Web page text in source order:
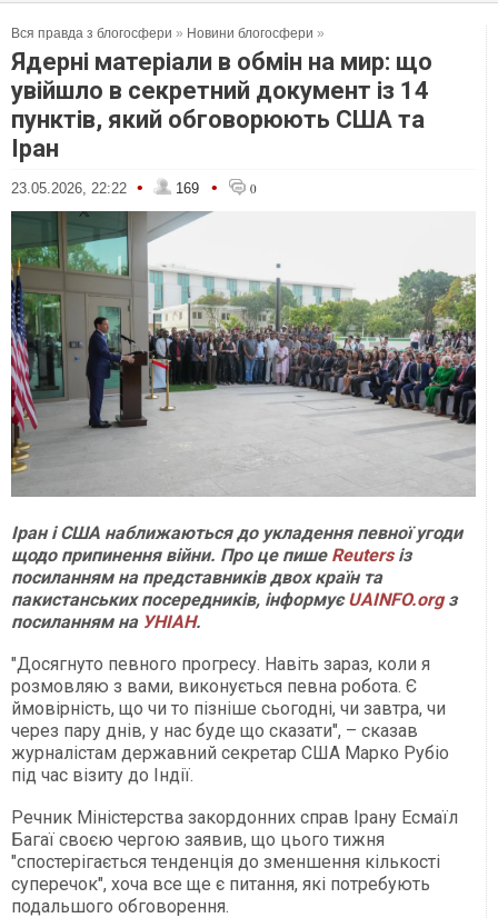
Вся правда з блогосфери » Новини блогосфери »
Ядерні матеріали в обмін на мир: що
увійшло в секретний документ із 14
пунктів, який обговорюють США та
Іран
23.05.2026, 22:22 • 169 • 0
Іран і США наближаються до укладення певної угоди
щодо припинення війни. Про це пише Reutersіз
посиланням на представників двох країн та
пакистанських посередників, інформуєUAINFO.orgз
посиланням на УНІАН.
"Досягнуто певного прогресу. Навіть зараз, коли я
розмовляю з вами, виконується певна робота. Є
ймовірність, що чи то пізніше сьогодні, чи завтра, чи
через пару днів, у нас буде що сказати", – сказав
журналістам державний секретар США Марко Рубіо
під час візиту до Індії.
Речник Міністерства закордонних справ Ірану Есмаїл
Багаї своєю чергою заявив, що цього тижня
"спостерігається тенденція до зменшення кількості
суперечок", хоча все ще є питання, які потребують
подальшого обговорення.